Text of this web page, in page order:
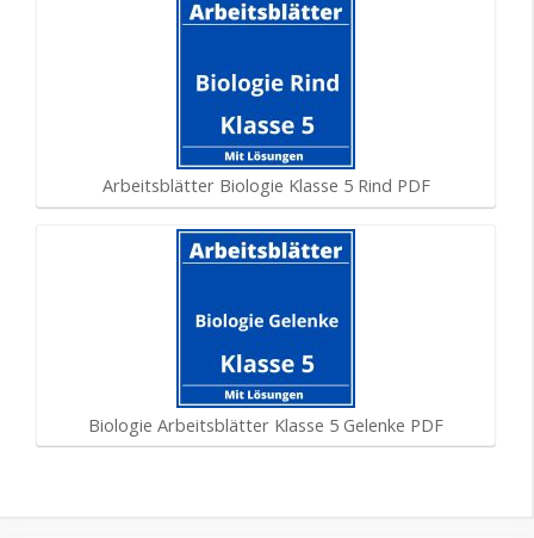
Arbeitsblätter Biologie Klasse 5 Rind PDF
Biologie Arbeitsblätter Klasse 5 Gelenke PDF